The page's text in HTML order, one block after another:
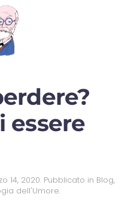
essere
14, 2020. Pubblicato in Blog,
dell'Umore.